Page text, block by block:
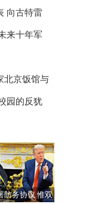
向古特雷
来十年军
北京饭馆与
园的反犹
防务协议 惟双